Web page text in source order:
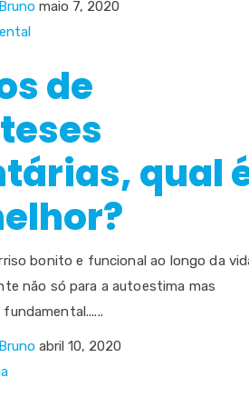
maio 7, 2020
de
qual
bonito e funcional ao longo da
não só para a autoestima mas
abril 10, 2020